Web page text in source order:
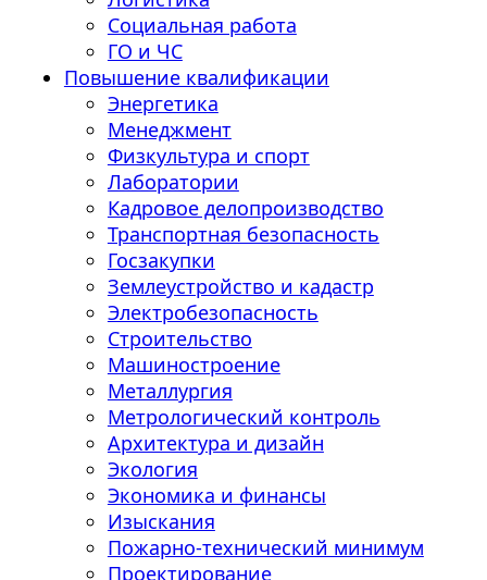
Социальная работа
ГО и ЧС
Повышение квалификации
Энергетика
Менеджмент
Физкультура и спорт
Лаборатории
Кадровое делопроизводство
Транспортная безопасность
Госзакупки
Землеустройство и кадастр
Электробезопасность
Строительство
Машиностроение
Металлургия
Метрологический контроль
Архитектура и дизайн
Экология
Экономика и финансы
Изыскания
Пожарно-технический минимум
Проектирование